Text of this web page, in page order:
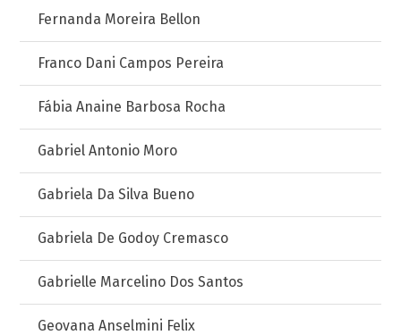
Fernanda Moreira Bellon
Franco Dani Campos Pereira
Fábia Anaine Barbosa Rocha
Gabriel Antonio Moro
Gabriela Da Silva Bueno
Gabriela De Godoy Cremasco
Gabrielle Marcelino Dos Santos
Geovana Anselmini Felix